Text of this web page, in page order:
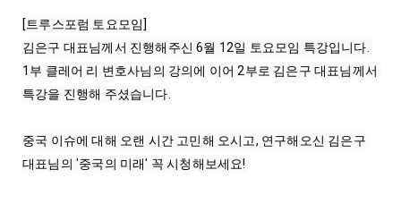
[트루스포럼 토요모임]
김은구 대표님께서 진행해주신 6월 12일 토요모임 특강입니다.
1부 클레어 리 변호사님의 강의에 이어 2부로 김은구 대표님께서
특강을 진행해 주셨습니다.
중국 이슈에 대해 오랜 시간 고민해 오시고, 연구해오신 김은구
대표님의 '중국의 미래' 꼭 시청해보세요!